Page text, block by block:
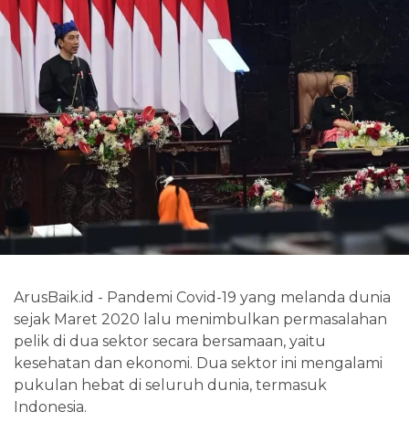
ArusBaik.id - Pandemi Covid-19 yang melanda dunia
sejak Maret 2020 lalu menimbulkan permasalahan
pelik di dua sektor secara bersamaan, yaitu
kesehatan dan ekonomi. Dua sektor ini mengalami
pukulan hebat di seluruh dunia, termasuk
Indonesia.